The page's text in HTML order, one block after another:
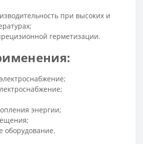
при высоких и
герметизации.
энергии;
оборудование.